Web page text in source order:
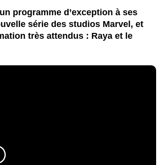
programme d’exception à ses
série des studios Marvel, et
très attendus : Raya et le